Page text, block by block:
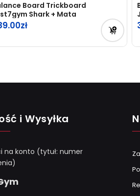
Board Trickboard
Shark + Mata
i Wysyłka
na konto (tytuł: numer